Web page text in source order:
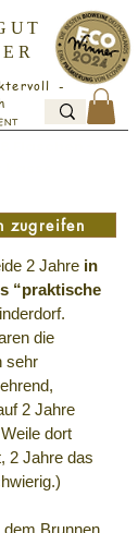
-
zugreifen
2 Jahre in
“praktische
die
sehr
2 Jahre
dort
2 Jahre das